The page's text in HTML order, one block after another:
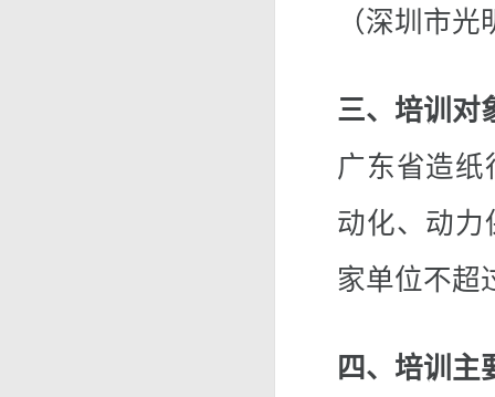
（深圳市
三、培训对
广东省造
动化、动力
家单位不超
四、培训主